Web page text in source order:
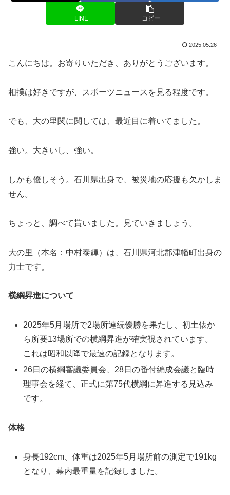
LINE コピー
2025.05.26
こんにちは。お寄りいただき、ありがとうございます。
相撲は好きですが、スポーツニュースを見る程度です。
でも、大の里関に関しては、最近目に着いてました。
強い。大きいし、強い。
しかも優しそう。石川県出身で、被災地の応援も欠かしま
せん。
ちょっと、調べて貰いました。見ていきましょう。
大の里（本名：中村泰輝）は、石川県河北郡津幡町出身の
力士です。
横綱昇進について
2025年5月場所で2場所連続優勝を果たし、初土俵か
ら所要13場所での横綱昇進が確実視されています。
これは昭和以降で最速の記録となります。
26日の横綱審議委員会、28日の番付編成会議と臨時
理事会を経て、正式に第75代横綱に昇進する見込み
です。
体格
身長192cm、体重は2025年5月場所前の測定で191kg
となり、幕内最重量を記録しました。